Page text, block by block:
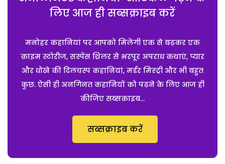
लिए आज ही सब्सक्राइब करें
मनोहर कहानियां पर आपको मिलेंगी एक से बढ़कर एक
क्राइम स्टोरीज, सस्पेंस थ्रिलर से भरपूर अपराध कथाएं, प्यार
और धोखे की दिलचस्प कहानियां, मर्डर मिस्ट्री और भी बहुत
कुछ. ऐसी ही अनगिनत कहानियों को पढ़ने के लिए आज ही
कीजिए सब्सक्राइब...
सब्सक्राइब करें